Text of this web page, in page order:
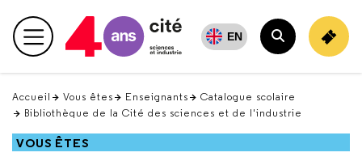
en
haut Menu principal EN
Rechercher
Accueil Vous êtes Enseignants
Catalogue scolaire
Bibliothèque de la Cité des sciences et de l'industrie
VOUS ÊTES